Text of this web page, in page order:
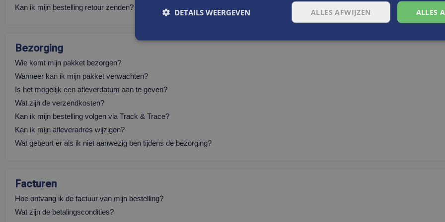
Kan ik mijn bestelling retour zenden?
Bezorging
Wie komt mijn pakket bezorgen?
Wanneer kan ik mijn pakket verwachten?
Is het mogelijk een afleverdatum aan te geven?
Wat zijn de verzendkosten?
Kan ik mijn bestelling volgen via Track & Trace?
Kan ik mijn afleveradres wijzigen?
Wat gebeurt er als ik niet aanwezig ben tijdens de bezorging?
Facturen
Hoe ontvang ik de factuur van mijn bestelling?
Wat zijn de betalingscondities?
ALLES
ALLES AFWIJZEN
DETAILS WEERGEVEN